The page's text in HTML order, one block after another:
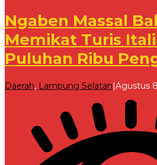
Ngaben Massal
Memikat Turis
Puluhan Ribu
Daerah, Lampung Selatan|Agustus